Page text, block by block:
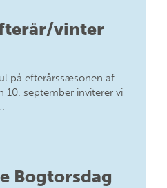
vinter
på efterårssæsonen af
10. september inviterer vi
Bogtorsdag